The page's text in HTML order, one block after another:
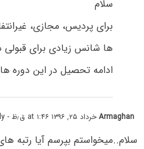
سلام
برای پردیس، مجازی،
ها شانس زیادی برای قبولی
ادامه تحصیل در این دوره
Armaghanخرداد ۲۵, ۱۳۹۶ at ۱:۴۶ ق٫ظ - Reply
سلام..میخواستم بپرسم آیا رتبه